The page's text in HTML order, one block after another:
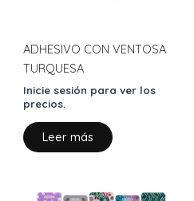
ADHESIVO CON VENTOSA
TURQUESA
Inicie sesión para ver los
precios.
Leer más